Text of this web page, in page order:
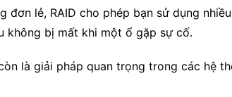
đơn lẻ, RAID cho phép bạn sử dụng
không bị mất khi một ổ gặp sự cố.
là giải pháp quan trọng trong các hệ